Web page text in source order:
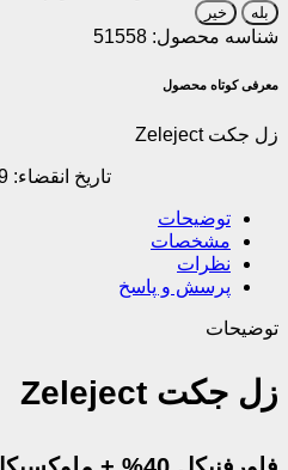
بله خیر
شناسه محصول: 51558
معرفی کوتاه محصول
زل جکت Zeleject
تاریخ انقضاء: 1406/09 |
توضیحات
مشخصات
نظرات
پرسش و پاسخ
توضیحات
زل جکت Zeleject